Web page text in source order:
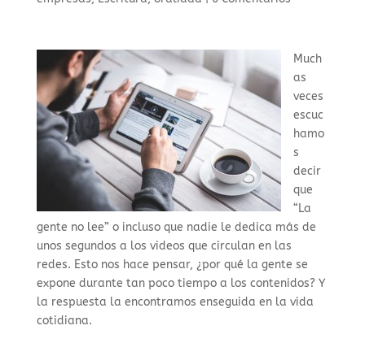
Much
as
veces
escuc
hamo
s
decir
que
“La
gente no lee” o incluso que nadie le dedica más de
unos segundos a los videos que circulan en las
redes. Esto nos hace pensar, ¿por qué la gente se
expone durante tan poco tiempo a los contenidos? Y
la respuesta la encontramos enseguida en la vida
cotidiana.